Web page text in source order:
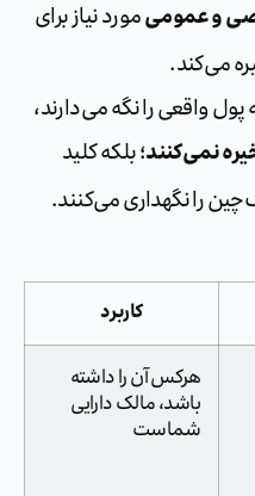
مورد نیاز برای
را نگه می‌دارند،
؛ بلکه کلید
نگهداری می‌کنند.
هرکس آن را داشته
باشد، مالک دارایی
شماست